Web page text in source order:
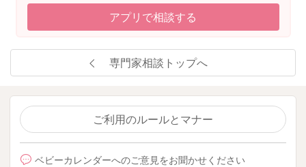
アプリで相談する
専門家相談トップへ
ご利用のルールとマナー
ベビーカレンダーへのご意見をお聞かせください